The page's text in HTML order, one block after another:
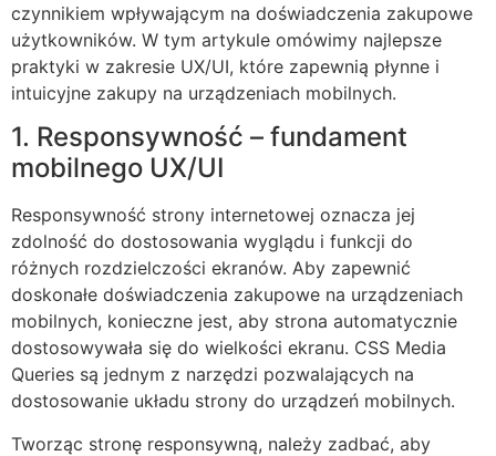
czynnikiem wpływającym na doświadczenia zakupowe
użytkowników. W tym artykule omówimy najlepsze
praktyki w zakresie UX/UI, które zapewnią płynne i
intuicyjne zakupy na urządzeniach mobilnych.
1. Responsywność – fundament
mobilnego UX/UI
Responsywność strony internetowej oznacza jej
zdolność do dostosowania wyglądu i funkcji do
różnych rozdzielczości ekranów. Aby zapewnić
doskonałe doświadczenia zakupowe na urządzeniach
mobilnych, konieczne jest, aby strona automatycznie
dostosowywała się do wielkości ekranu. CSS Media
Queries są jednym z narzędzi pozwalających na
dostosowanie układu strony do urządzeń mobilnych.
Tworząc stronę responsywną, należy zadbać, aby